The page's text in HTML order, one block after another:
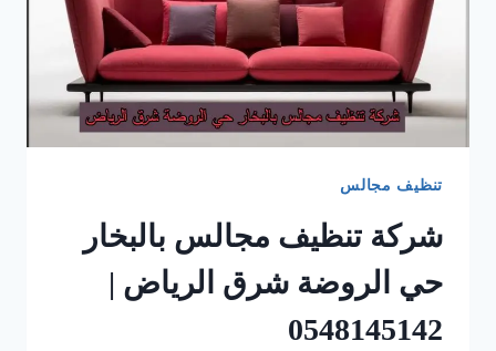
تنظيف مجالس
شركة تنظيف مجالس بالبخار
حي الروضة شرق الرياض |
0548145142